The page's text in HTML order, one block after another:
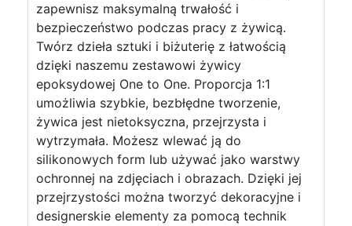
zapewnisz maksymalną trwałość i
bezpieczeństwo podczas pracy z żywicą.
Twórz dzieła sztuki i biżuterię z łatwością
dzięki naszemu zestawowi żywicy
epoksydowej One to One. Proporcja 1:1
umożliwia szybkie, bezbłędne tworzenie,
żywica jest nietoksyczna, przejrzysta i
wytrzymała. Możesz wlewać ją do
silikonowych form lub używać jako warstwy
ochronnej na zdjęciach i obrazach. Dzięki jej
przejrzystości można tworzyć dekoracyjne i
designerskie elementy za pomocą technik